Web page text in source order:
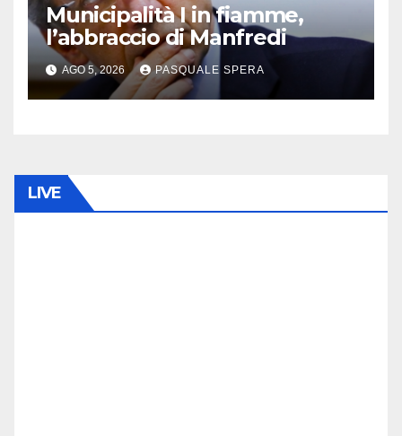
Municipalità I in fiamme,
l’abbraccio di Manfredi
AGO 5, 2026 PASQUALE SPERA
LIVE